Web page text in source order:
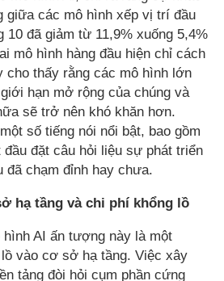
giữa các mô hình xếp vị trí đầu
10 đã giảm từ 11,9% xuống 5,4%
mô hình hàng đầu hiện chỉ cách
cho thấy rằng các mô hình lớn
hạn mở rộng của chúng và
sẽ trở nên khó khăn hơn.
số tiếng nói nổi bật, bao gồm
đặt câu hỏi liệu sự phát triển
đã chạm đỉnh hay chưa.
hạ tầng và chi phí khổng lồ
AI ấn tượng này là một
vào cơ sở hạ tầng. Việc xây
tảng đòi hỏi cụm phần cứng